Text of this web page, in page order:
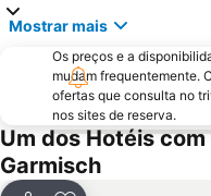
Mostrar mais
Os preços e a
mudam frequentemente.
ofertas que consulta no
nos sites de reserva.
Um dos Hotéis
Garmisch